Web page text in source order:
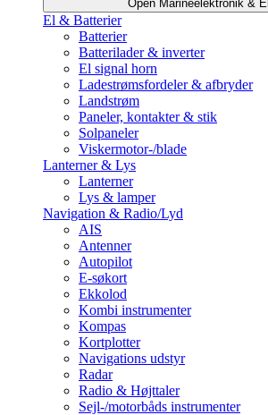
Open Marineelektronik & El
El & Batterier
Batterier
Batterilader & inverter
El signal horn
Ladestrømsfordeler & afbryder
Landstrøm
Paneler, kontakter & stik
Solpaneler
Viskermotor-/blade
Lanterner & Lys
Lanterner
Lys & lamper
Navigation & Radio/Lyd
AIS
Antenner
Autopilot
E-søkort
Ekkolod
Kombi instrumenter
Kompas
Kortplotter
Navigations udstyr
Radar
Radio & Højttaler
Sejl-/motorbåds instrumenter